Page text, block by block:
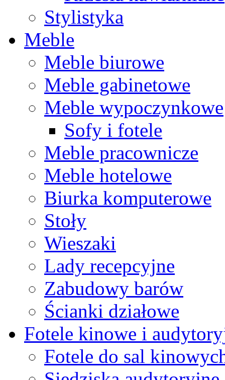
Stylistyka
Meble
Meble biurowe
Meble gabinetowe
Meble wypoczynkowe
Sofy i fotele
Meble pracownicze
Meble hotelowe
Biurka komputerowe
Stoły
Wieszaki
Lady recepcyjne
Zabudowy barów
Ścianki działowe
Fotele kinowe i
Fotele do sal